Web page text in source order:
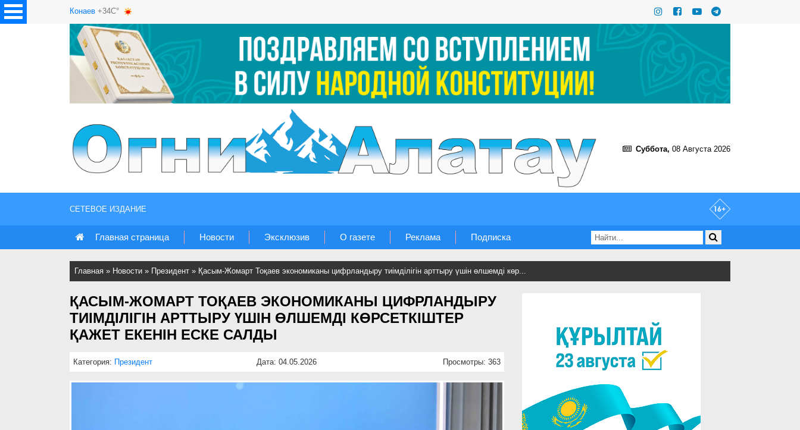
Конаев +34C°
Суббота, 08 Августа 2026
СЕТЕВОЕ ИЗДАНИЕ
Главная страница Новости Эксклюзив О газете Реклама Подписка
Главная » Новости » Президент » Қасым-Жомарт Тоқаев экономиканы цифрландыру тиімділігін арттыру үшін өлшемді көр...
ҚАСЫМ-ЖОМАРТ ТОҚАЕВ ЭКОНОМИКАНЫ ЦИФРЛАНДЫРУ
ТИІМДІЛІГІН АРТТЫРУ ҮШІН ӨЛШЕМДІ КӨРСЕТКІШТЕР
ҚАЖЕТ ЕКЕНІН ЕСКЕ САЛДЫ
Категория: Президент Дата: 04.05.2026 Просмотры: 363